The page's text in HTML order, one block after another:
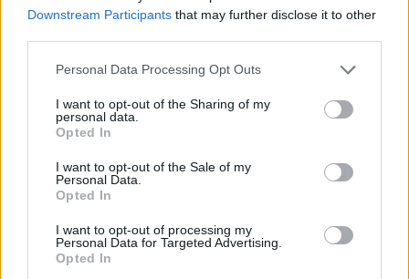
Downstream Participants that may further disclose it to other
Personal Data Processing Opt Outs
I want to opt-out of the Sharing of my
personal data.
Opted In
I want to opt-out of the Sale of my
Personal Data.
Opted In
I want to opt-out of processing my
Personal Data for Targeted Advertising.
Opted In
ΣΤΗΝ ΙΔΙΑ ΚΑΤΗΓΟΡΙΑ
Ατύχημα για τον Ιβάν Σβιτάιλο
ΣΉΜΕΡΑ